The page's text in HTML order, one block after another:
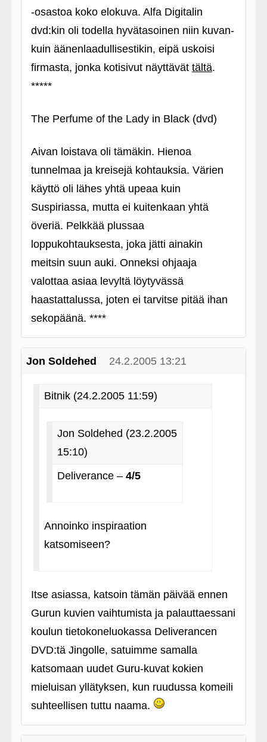
‑osastoa koko elokuva. Alfa Digitalin
dvd:kin oli todella hyvätasoinen niin kuvan-
kuin äänenlaadullisestikin, eipä uskoisi
firmasta, jonka kotisivut näyttävät tältä.
*****
The Perfume of the Lady in Black (dvd)
Aivan loistava oli tämäkin. Hienoa
tunnelmaa ja kreisejä kohtauksia. Värien
käyttö oli lähes yhtä upeaa kuin
Suspiriassa, mutta ei kuitenkaan yhtä
överiä. Pelkkää plussaa
loppukohtauksesta, joka jätti ainakin
meitsin suun auki. Onneksi ohjaaja
valottaa asiaa levyltä löytyvässä
haastattalussa, joten ei tarvitse pitää ihan
sekopäänä. ****
Jon Soldehed 24.2.2005 13:21
Bitnik (24.2.2005 11:59)
Jon Soldehed (23.2.2005
15:10)
Deliverance – 4/5
Annoinko inspiraation
katsomiseen?
Itse asiassa, katsoin tämän päivää ennen
Gurun kuvien vaihtumista ja palauttaessani
koulun tietokoneluokassa Deliverancen
DVD:tä Jingolle, satuimme samalla
katsomaan uudet Guru-kuvat kokien
mieluisan yllätyksen, kun ruudussa komeili
suhteellisen tuttu naama.